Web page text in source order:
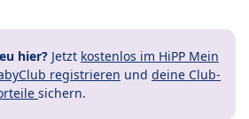
hier? Jetzt kostenlos im HiPP Mein
registrieren und deine Club-
sichern.